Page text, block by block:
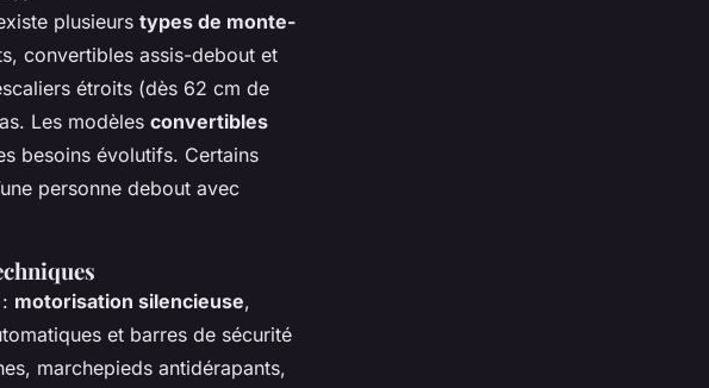
plusieurs types de monte-
convertibles assis-debout et
étroits (dès 62 cm de
Les modèles convertibles
besoins évolutifs. Certains
personne debout avec
motorisation silencieuse,
et barres de sécurité
marchepieds antidérapants,